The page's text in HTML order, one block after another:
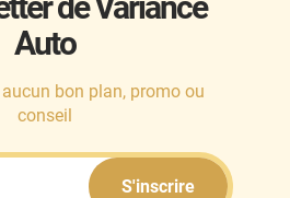
Auto
bon plan, promo ou
conseil
S'inscrire